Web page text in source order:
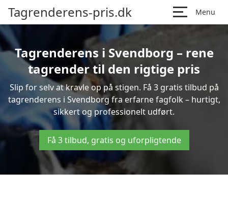
Tagrenderens-pris.dk Menu
Tagrenderens i Svendborg – rene
tagrender til den rigtige pris
Slip for selv at kravle op på stigen. Få 3 gratis tilbud på
tagrenderens i Svendborg fra erfarne fagfolk – hurtigt,
sikkert og professionelt udført.
Få 3 tilbud, gratis og uforpligtende